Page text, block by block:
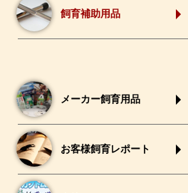
飼育補助用品
メーカー飼育用品
お客様飼育レポート